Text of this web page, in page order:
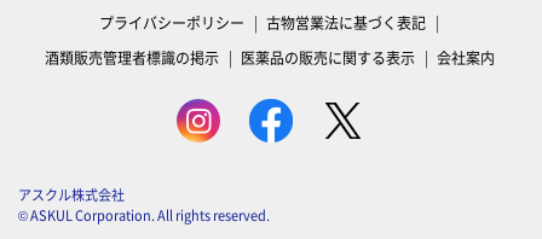
プライバシーポリシー
古物営業法に基づく表記
酒類販売管理者標識の掲示
医薬品の販売に関する表示 会社案内
アスクル株式会社
© ASKUL Corporation. All rights reserved.